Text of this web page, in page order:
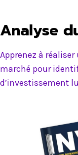
Analyse
Apprenez à
marché pour
d’investissement